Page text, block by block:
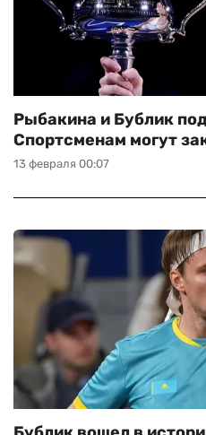
13 февраля 00:07
Рыбакина и Бублик
Спортсменам могут